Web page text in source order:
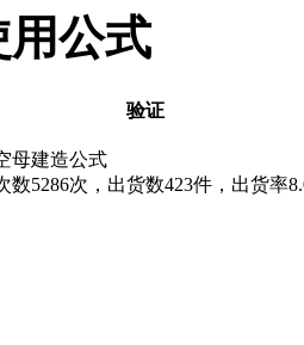
公式
验证
母建造公式
数5286次，出货数423件，出货率